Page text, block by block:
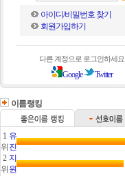
아이디/비밀번호 찾기
회원가입하기
다른 계정으로 로그인하세요
Google Twitter
이름랭킹
1
위
유
진
2
위
지
원